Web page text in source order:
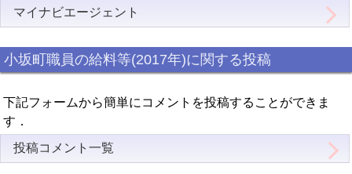
マイナビエージェント
小坂町職員の給料等(2017年)に関する投稿
下記フォームから簡単にコメントを投稿することができま
す．
投稿コメント一覧